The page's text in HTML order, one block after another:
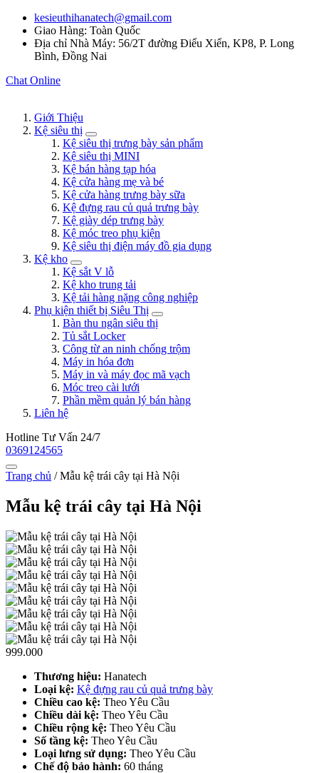
kesieuthihanatech@gmail.com
Giao Hàng: Toàn Quốc
Địa chỉ Nhà Máy: 56/2T đường Điểu Xiển, KP8, P. Long
Bình, Đồng Nai
Chat Online
Giới Thiệu
Kệ siêu thị
Kệ siêu thị trưng bày sản phẩm
Kệ siêu thị MINI
Kệ bán hàng tạp hóa
Kệ cửa hàng mẹ và bé
Kệ cửa hàng trưng bày sữa
Kệ đựng rau củ quả trưng bày
Kệ giày dép trưng bày
Kệ móc treo phụ kiện
Kệ siêu thị điện máy đồ gia dụng
Kệ kho
Kệ sắt V lỗ
Kệ kho trung tải
Kệ tải hàng nặng công nghiệp
Phụ kiện thiết bị Siêu Thị
Bàn thu ngân siêu thị
Tủ sắt Locker
Công từ an ninh chống trộm
Máy in hóa đơn
Máy in và máy đọc mã vạch
Móc treo cài lưới
Phần mềm quản lý bán hàng
Liên hệ
Hotline Tư Vấn 24/7
0369124565
Trang chủ /Mẫu kệ trái cây tại Hà Nội
Mẫu kệ trái cây tại Hà Nội
999.000
Thương hiệu: Hanatech
Loại kệ: Kệ đựng rau củ quả trưng bày
Chiều cao kệ: Theo Yêu Cầu
Chiều dài kệ: Theo Yêu Cầu
Chiều rộng kệ: Theo Yêu Cầu
Số tầng kệ: Theo Yêu Cầu
Loại lưng sử dụng: Theo Yêu Cầu
Chế độ bảo hành: 60 tháng